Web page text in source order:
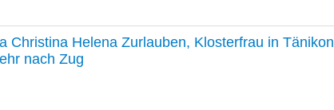
Christina Helena Zurlauben, Klosterfrau in
nach Zug